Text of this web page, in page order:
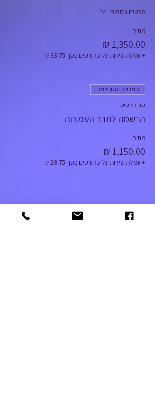
פרטים נוספים
מחיר
+ עמלת שירות על כרטיסים בסך ‏33.75 ‏₪
המכירה הסתיימה
סוג כרטיס
הרשמה לחבר העמותה
מחיר
+ עמלת שירות על כרטיסים בסך ‏28.75 ‏₪
052-5366303